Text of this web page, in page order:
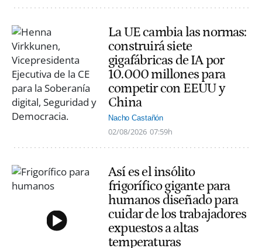
La UE cambia las normas:
construirá siete
gigafábricas de IA por
10.000 millones para
competir con EEUU y
China
Nacho Castañón
02/08/2026 07:59h
Así es el insólito
frigorífico gigante para
humanos diseñado para
cuidar de los trabajadores
expuestos a altas
temperaturas